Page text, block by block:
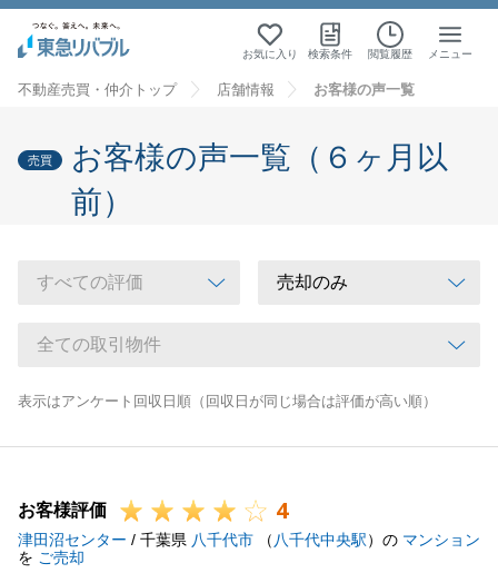
お気に入り 検索条件 閲覧履歴 メニュー
不動産売買・仲介トップ 店舗情報 お客様の声一覧
売買
お客様の声一覧（６ヶ月以
前）
表示はアンケート回収日順（回収日が同じ場合は評価が高い順）
お客様評価 4
津田沼センター / 千葉県 八千代市 （ 八千代中央駅）の マンション
を ご売却